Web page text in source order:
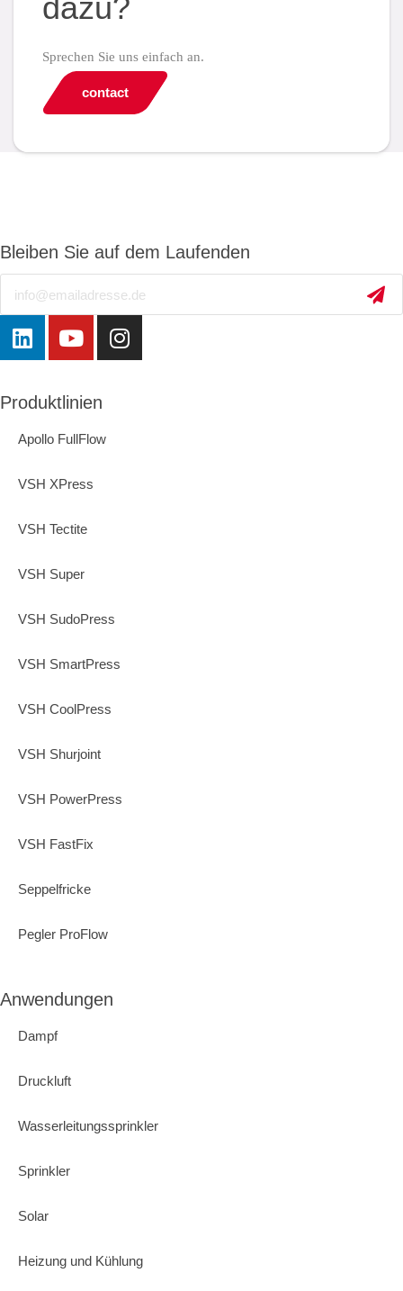
dazu?
Sprechen Sie uns einfach an.
contact
Bleiben Sie auf dem Laufenden
Produktlinien
Apollo FullFlow
VSH XPress
VSH Tectite
VSH Super
VSH SudoPress
VSH SmartPress
VSH CoolPress
VSH Shurjoint
VSH PowerPress
VSH FastFix
Seppelfricke
Pegler ProFlow
Anwendungen
Dampf
Druckluft
Wasserleitungssprinkler
Sprinkler
Solar
Heizung und Kühlung